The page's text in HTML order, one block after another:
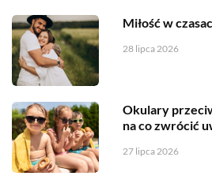
Miłość w
28 lipca 2026
Okulary
na co zwrócić
27 lipca 2026